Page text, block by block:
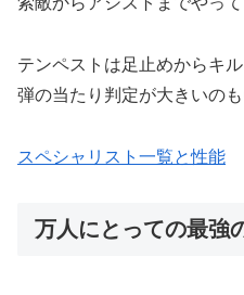
テンペストは足止めからキ
弾の当たり判定が大きいのも
スペシャリスト一覧と性能
万人にとっての最強